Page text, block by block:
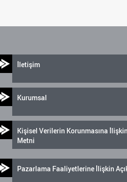
İletişim
Kurumsal
Kişisel Verilerin Korunmasına
Metni
Pazarlama Faaliyetlerine İlişkin